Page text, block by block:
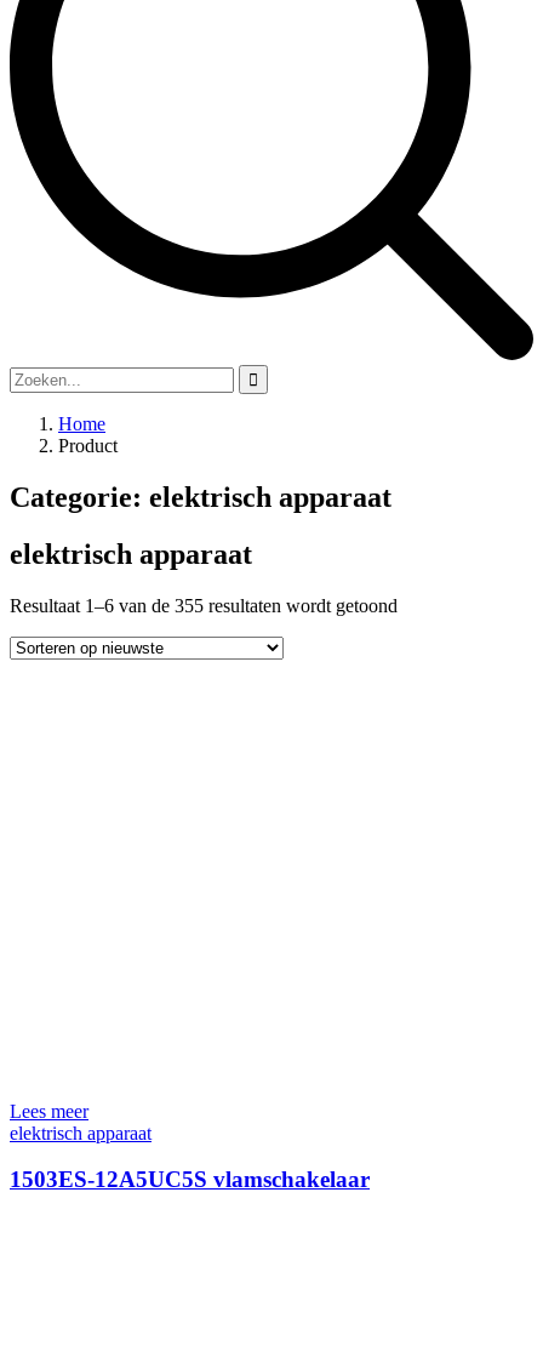
Home
Product
Categorie: elektrisch apparaat
elektrisch apparaat
Resultaat 1–6 van de 355 resultaten wordt getoond
Lees meer
elektrisch apparaat
1503ES-12A5UC5S vlamschakelaar